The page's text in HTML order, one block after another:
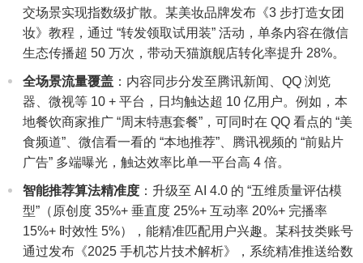
交场景实现指数级扩散。某美妆品牌发布《3 步打造女团
妆》教程，通过 “转发领取试用装” 活动，单条内容在微信
生态传播超 50 万次，带动天猫旗舰店转化率提升 28%。
全场景流量覆盖 ：内容同步分发至腾讯新闻、QQ 浏览
器、微视等 10 + 平台，日均触达超 10 亿用户。例如，本
地餐饮商家推广 “周末特惠套餐”，可同时在 QQ 看点的 “美
食频道”、微信看一看的 “本地推荐”、腾讯视频的 “前贴片
广告” 多端曝光，触达效率比单一平台高 4 倍。
智能推荐算法精准度 ：升级至 AI 4.0 的 “五维质量评估模
型”（原创度 35%+ 垂直度 25%+ 互动率 20%+ 完播率
15%+ 时效性 5%），能精准匹配用户兴趣。某科技类账号
通过发布《2025 手机芯片技术解析》，系统精准推送给数